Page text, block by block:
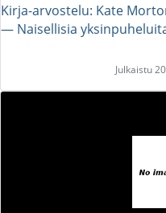
Kirja-arvostelu: Kate
― Naisellisia
Julkaistu